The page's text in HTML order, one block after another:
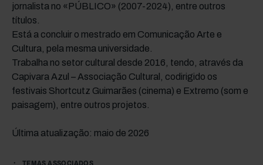
jornalista no «PÚBLICO» (2007-2024), entre outros
títulos.
Está a concluir o mestrado em Comunicação Arte e
Cultura, pela mesma universidade.
Trabalha no setor cultural desde 2016, tendo, através da
Capivara Azul – Associação Cultural, codirigido os
festivais Shortcutz Guimarães (cinema) e Extremo (som e
paisagem), entre outros projetos.
Última atualização: maio de 2026
TEMAS ASSOCIADOS